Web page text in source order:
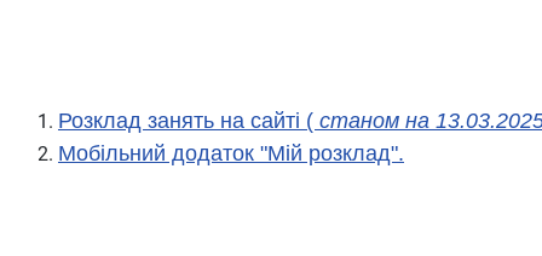
Розклад занять на сайті ( станом на
Мобільний додаток "Мій розклад".